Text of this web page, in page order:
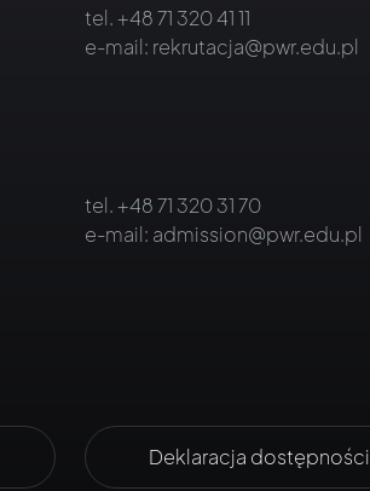
tel.+48 71 320 41 11
e-mail: rekrutacja@pwr.edu.pl
tel.+48 71 320 31 70
e-mail: admission@pwr.edu.pl
Deklaracja dostępności